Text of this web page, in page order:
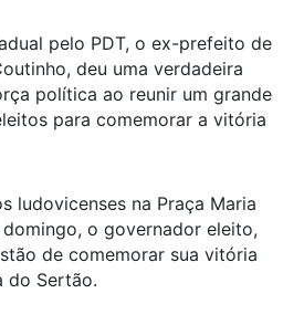
pelo PDT, o ex-prefeito de
deu uma verdadeira
política ao reunir um grande
para comemorar a vitória
ludovicenses na Praça Maria
o governador eleito,
de comemorar sua vitória
do Sertão.